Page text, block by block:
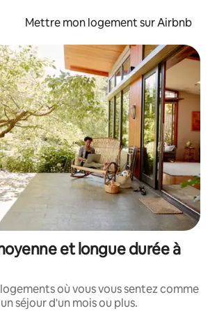
Mettre mon logement sur Airbnb
et longue durée à
où vous vous sentez comme
séjour d'un mois ou plus.